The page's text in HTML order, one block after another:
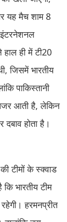
यह मैच शाम 8
ही में टी20
जिसमें भारतीय
पाकिस्तानी
आती है, लेकिन
होता है।
टीमों के स्क्वाड
कि भारतीय टीम
हरमनप्रीत